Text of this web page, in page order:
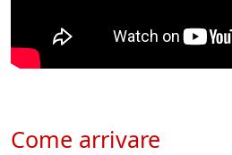
Come arrivare